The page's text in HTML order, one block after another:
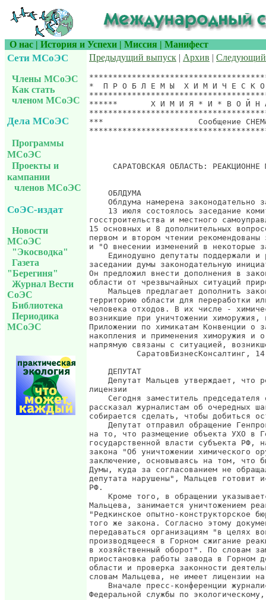
О нас | История и Успехи | Миссия | Манифест
Сети МСоЭС
Члены МСоЭС
Как стать
членом МСоЭС
Дела МСоЭС
Программы
МСоЭС
Проекты и
кампании
членов МСоЭС
СоЭС-издат
Новости
МСоЭС
"Экосводка"
Газета
"Берегиня"
Журнал Вести
СоЭС
Библиотека
Периодика
МСоЭС
Предыдущий выпуск | Архив |
*  П Р О Б Л Е М Ы  Х И М И Ч Е С К
******       Х И М И Я * И * В О Й
***                    Сообщение
САРАТОВСКАЯ ОБЛАСТЬ: РЕАКЦИОННЕ
    ОБЛДУМА
Облдума намерена законодательно
13 июля состоялось заседание
госcтроительства и местного
15 основных и 8 дополнительных
первом и втором чтении
и "О внесении изменений в некоторые
Единодушно депутаты поддержали и
заседании думы законодательную
Он предложил внести дополнения в
области от чрезвычайных ситуаций
Мальцев предлагает дополнить
территорию области для переработки
человека отходов. В их числе -
возникшие при уничтожении
Приложении по химикатам Конвенции о
накопления и применения химоружия и
напрямую связаны с ситуацией,
СаратовБизнесКонсалтинг,
    ДЕПУТАТ
Депутат Мальцев утверждает, что
лицензии
Сегодня заместитель председателя
рассказал журналистам об очередных
собирается сделать, чтобы добиться
Депутат отправил обращение
на то, что размещение объекта УХО в
государственной власти субъекта РФ,
закона "Об уничтожении химического
заключение, основываясь на том, что
Думы, куда за согласованием не
депутата нарушены", Мальцев готовит
РФ.
Кроме того, в обращении
Мальцева, занимается уничтожением
"Редкинское опытно-конструкторское
того же закона. Согласно этому
передаваться организациям "в целях
производящееся в Горном сжигание
в хозяйственный оборот". По словам
приостановка работы завода в Горном
области и проверка законности
словам Мальцева, не имеет лицензии
Вначале пресс-конференции
Федеральной службы по